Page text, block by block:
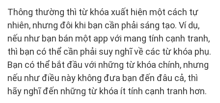
Thông thường thì từ khóa xuất hiện một cách tự
nhiên, nhưng đôi khi bạn cần phải sáng tạo. Ví dụ,
nếu như bạn bán một app với mang tính cạnh tranh,
thì bạn có thể cần phải suy nghĩ về các từ khóa phụ.
Bạn có thể bắt đầu với những từ khóa chính, nhưng
nếu như điều này không đưa bạn đến đâu cả, thì
hãy nghĩ đến những từ khóa ít tính cạnh tranh hơn.